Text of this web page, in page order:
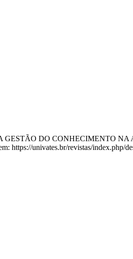
GESTÃO DO CONHECIMENTO
univates.br/revistas/index.php/